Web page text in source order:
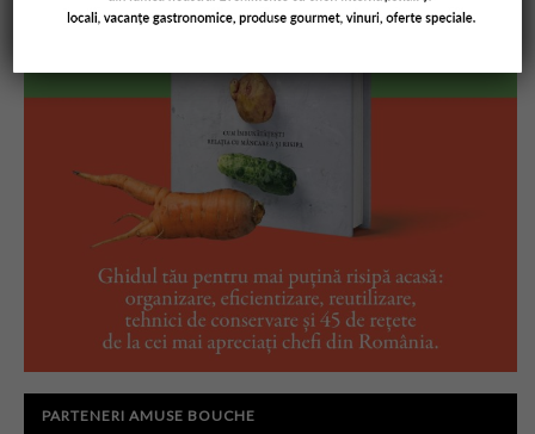
PARTENERI AMUSE BOUCHE